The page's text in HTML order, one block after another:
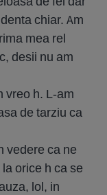
chiar. Am
mea rel
desii nu am
vreo h. L-am
de tarziu ca
vedere ca ne
orice h ca se
lol, in